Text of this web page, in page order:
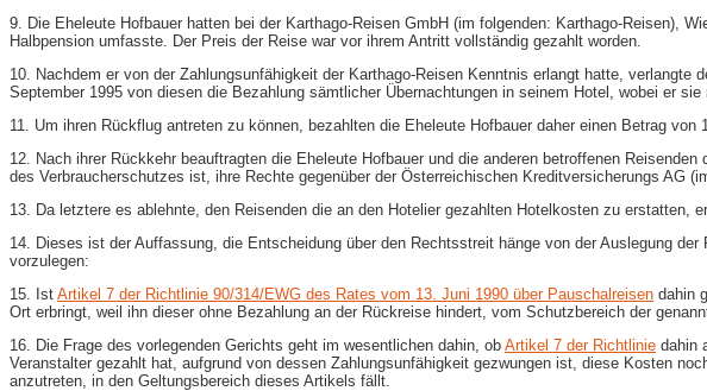
9. Die Eheleute Hofbauer hatten bei der Karthago-​Reisen GmbH (im folgenden: Karthago-​Reisen),
Halbpension umfasste. Der Preis der Reise war vor ihrem Antritt vollständig gezahlt worden.
10. Nachdem er von der Zahlungsunfähigkeit der Karthago-​Reisen Kenntnis erlangt hatte,
September 1995 von diesen die Bezahlung sämtlicher Übernachtungen in seinem Hotel, wobei er
11. Um ihren Rückflug antreten zu können, bezahlten die Eheleute Hofbauer daher einen Betrag von
12. Nach ihrer Rückkehr beauftragten die Eheleute Hofbauer und die anderen betroffenen
des Verbraucherschutzes ist, ihre Rechte gegenüber der Österreichischen Kreditversicherungs AG
13. Da letztere es ablehnte, den Reisenden die an den Hotelier gezahlten Hotelkosten zu
14. Dieses ist der Auffassung, die Entscheidung über den Rechtsstreit hänge von der Auslegung
vorzulegen:
15. Ist Artikel 7 der Richtlinie 90/314/EWG des Rates vom 13. Juni 1990 über Pauschalreisen dahin
Ort erbringt, weil ihn dieser ohne Bezahlung an der Rückreise hindert, vom Schutzbereich der
16. Die Frage des vorlegenden Gerichts geht im wesentlichen dahin, ob Artikel 7 der Richtlinie dahin
Veranstalter gezahlt hat, aufgrund von dessen Zahlungsunfähigkeit gezwungen ist, diese Kosten
anzutreten, in den Geltungsbereich dieses Artikels fällt.